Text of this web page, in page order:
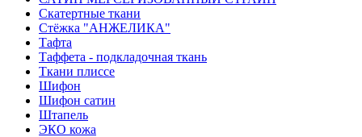
Скатертные ткани
Стёжка "АНЖЕЛИКА"
Тафта
Таффета - подкладочная ткань
Ткани плиссе
Шифон
Шифон сатин
Штапель
ЭКО кожа